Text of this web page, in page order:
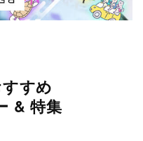
すめ
& 特集